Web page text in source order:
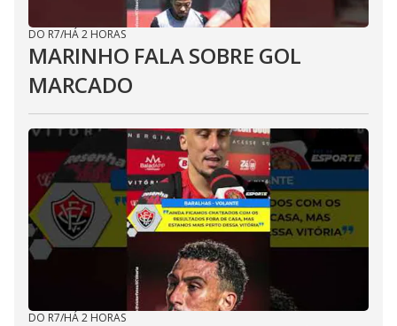
DO R7/HÁ 2 HORAS
MARINHO FALA SOBRE GOL
MARCADO
DO R7/HÁ 2 HORAS